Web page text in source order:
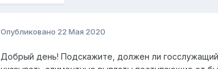
Опубликовано 22 Мая 2020
Добрый день! Подскажите, должен ли